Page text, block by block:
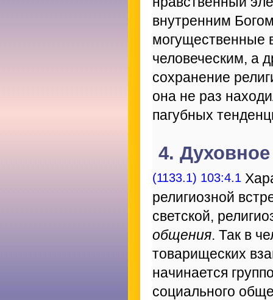
внутренним
могущественные
человеческим, а
сохранение
она не раз
пагубных
4.
(1133.1) 103:4.1
религиозной
светской,
общения. Так в
товарищеских
начинается
социального